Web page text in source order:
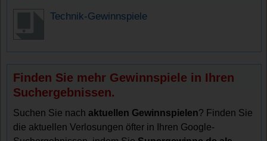
Technik-Gewinnspiele
Finden Sie mehr Gewinnspiele in Ihren
Suchergebnissen.
Suchen Sie nachaktuellen Gewinnspielen? Finden Sie
die aktuellen Verlosungen öfter in Ihren Google-